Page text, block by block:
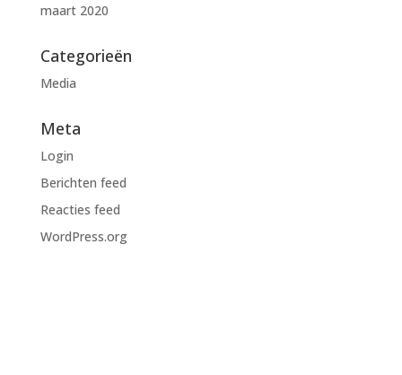
maart 2020
Categorieën
Media
Meta
Login
Berichten feed
Reacties feed
WordPress.org